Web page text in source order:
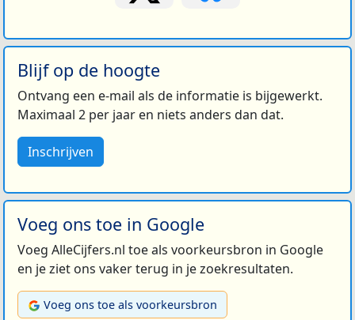
Blijf op de hoogte
Ontvang een e-mail als de informatie is bijgewerkt.
Maximaal 2 per jaar en niets anders dan dat.
Inschrijven
Voeg ons toe in Google
Voeg AlleCijfers.nl toe als voorkeursbron in Google
en je ziet ons vaker terug in je zoekresultaten.
Voeg ons toe als voorkeursbron